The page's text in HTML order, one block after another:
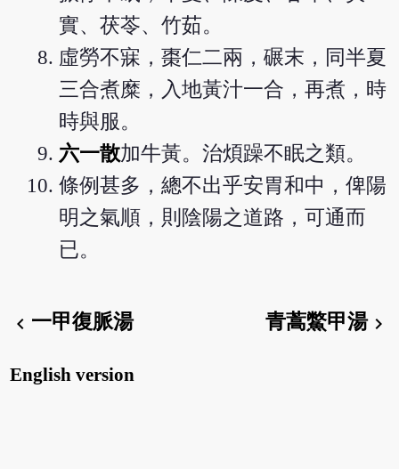
實、茯苓、竹茹。
虛勞不寐，棗仁二兩，碾末，同半夏
三合煮糜，入地黃汁一合，再煮，時
時與服。
六一散加牛黃。治煩躁不眠之類。
條例甚多，總不出乎安胃和中，俾陽
明之氣順，則陰陽之道路，可通而
已。
chevron_left 一甲復脈湯 青蒿鱉甲湯chevron_right
English version